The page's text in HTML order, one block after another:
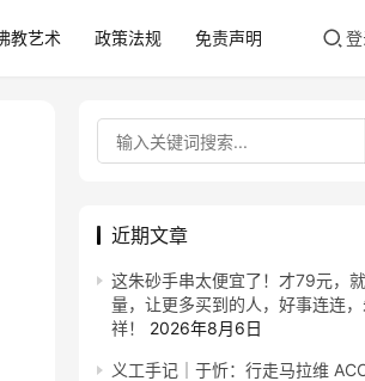
教艺术 政策法规 免责声明
近期文章
这朱砂手串太便宜了！才79元，
量，让更多买到的人，好事连连
祥！
2026年8月6日
义工手记｜于忻：行走马拉维